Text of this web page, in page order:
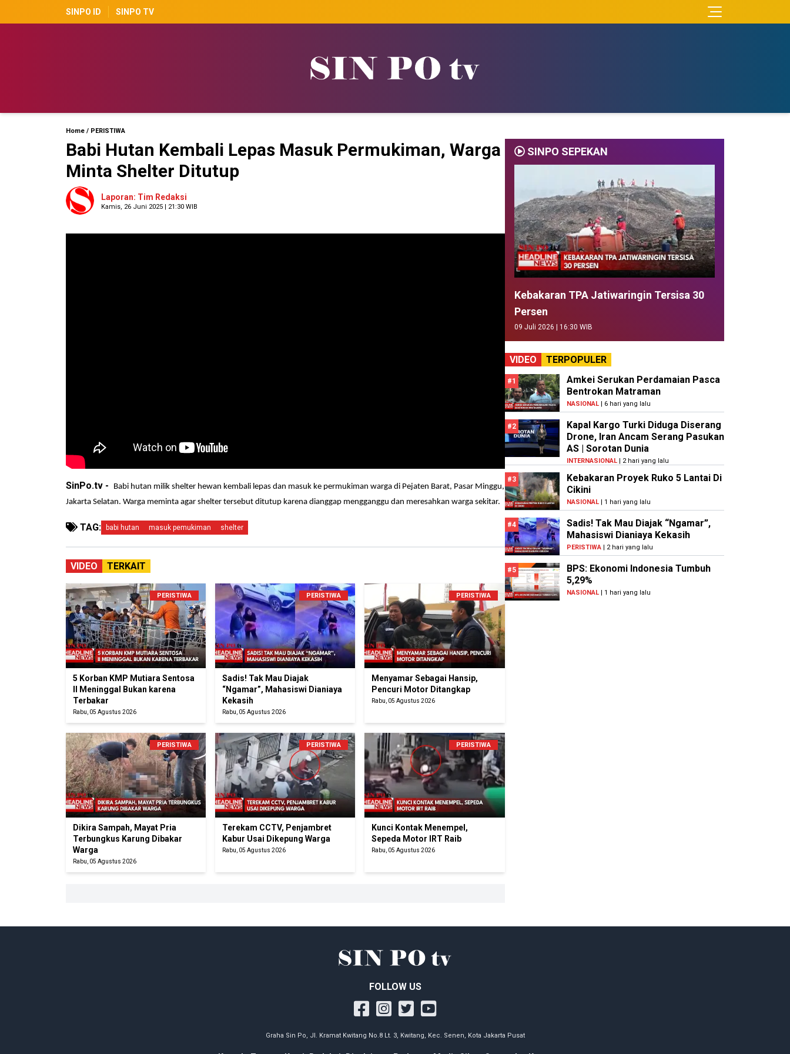
SINPO ID SINPO TV
Home / PERISTIWA
Babi Hutan Kembali Lepas Masuk Permukiman, Warga
Minta Shelter Ditutup
Laporan: Tim Redaksi
Kamis, 26 Juni 2025 | 21:30 WIB
SinPo.tv -
Babi hutan milik shelter hewan kembali lepas dan masuk ke permukiman warga di Pejaten Barat, Pasar Minggu,
Jakarta Selatan. Warga meminta agar shelter tersebut ditutup karena dianggap mengganggu dan meresahkan warga sekitar.
TAG: babi hutan masuk pemukiman shelter
VIDEO TERKAIT
PERISTIWA
5 Korban KMP Mutiara Sentosa
II Meninggal Bukan karena
Terbakar
Rabu, 05 Agustus 2026
PERISTIWA
Sadis! Tak Mau Diajak
“Ngamar”, Mahasiswi Dianiaya
Kekasih
Rabu, 05 Agustus 2026
PERISTIWA
Menyamar Sebagai Hansip,
Pencuri Motor Ditangkap
Rabu, 05 Agustus 2026
PERISTIWA
Dikira Sampah, Mayat Pria
Terbungkus Karung Dibakar
Warga
Rabu, 05 Agustus 2026
PERISTIWA
Terekam CCTV, Penjambret
Kabur Usai Dikepung Warga
Rabu, 05 Agustus 2026
PERISTIWA
Kunci Kontak Menempel,
Sepeda Motor IRT Raib
Rabu, 05 Agustus 2026
SINPO SEPEKAN
Kebakaran TPA Jatiwaringin Tersisa 30
Persen
09 Juli 2026 | 16:30 WIB
VIDEO TERPOPULER
#1
Amkei Serukan Perdamaian Pasca
Bentrokan Matraman
NASIONAL| 6 hari yang lalu
#2
Kapal Kargo Turki Diduga Diserang
Drone, Iran Ancam Serang Pasukan
AS | Sorotan Dunia
INTERNASIONAL| 2 hari yang lalu
#3
Kebakaran Proyek Ruko 5 Lantai Di
Cikini
NASIONAL| 1 hari yang lalu
#4
Sadis! Tak Mau Diajak “Ngamar”,
Mahasiswi Dianiaya Kekasih
PERISTIWA| 2 hari yang lalu
#5
BPS: Ekonomi Indonesia Tumbuh
5,29%
NASIONAL| 1 hari yang lalu
FOLLOW US
Graha Sin Po, Jl. Kramat Kwitang No.8 Lt. 3, Kwitang, Kec. Senen, Kota Jakarta Pusat